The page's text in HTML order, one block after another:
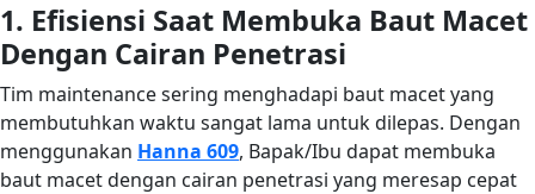
1. Efisiensi Saat Membuka Baut Macet
Dengan Cairan Penetrasi
Tim maintenance sering menghadapi baut macet yang
membutuhkan waktu sangat lama untuk dilepas. Dengan
menggunakan Hanna 609, Bapak/Ibu dapat membuka
baut macet dengan cairan penetrasi yang meresap cepat